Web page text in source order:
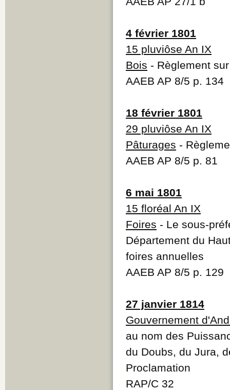
4 février 1801
15 pluviôse An IX
Bois - Règlement
AAEB AP 8/5 p. 134
18 février 1801
29 pluviôse An IX
Pâturages -
AAEB AP 8/5 p. 81
6 mai 1801
15 floréal An IX
Foires - Le sous-
Département du
foires annuelles
AAEB AP 8/5 p. 129
27 janvier 1814
Gouvernement
au nom des
du Doubs, du Jura,
Proclamation
RAP/C 32